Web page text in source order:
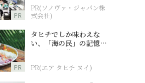
PR
イド補聴器
PR(ソノヴァ・ジャパン株
式会社)
PR
タヒチでしか味わえな
い、「海の民」の記憶へ
とつながる旅
PR(エア タヒチ ヌイ)